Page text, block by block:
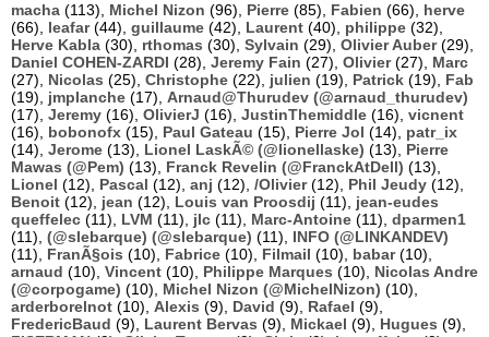
macha (113), Michel Nizon (96), Pierre (85), Fabien (66), herve
(66), leafar(44), guillaume (42), Laurent (40), philippe (32),
Herve Kabla (30), rthomas (30), Sylvain (29), Olivier Auber(29),
Daniel COHEN-ZARDI (28), Jeremy Fain (27), Olivier(27), Marc
(27), Nicolas (25), Christophe (22), julien (19), Patrick (19), Fab
(19), jmplanche (17), Arnaud@Thurudev (@arnaud_thurudev)
(17), Jeremy (16), OlivierJ (16), JustinThemiddle (16), vicnent
(16), bobonofx (15), Paul Gateau (15), Pierre Jol (14), patr_ix
(14), Jerome (13), Lionel LaskÃ© (@lionellaske) (13), Pierre
Mawas (@Pem) (13), Franck Revelin (@FranckAtDell) (13),
Lionel (12), Pascal (12), anj (12), /Olivier(12), Phil Jeudy (12),
Benoit (12), jean (12), Louis van Proosdij (11), jean-eudes
queffelec (11), LVM (11), jlc (11), Marc-Antoine (11), dparmen1
(11), (@slebarque) (@slebarque) (11), INFO (@LINKANDEV)
(11), FranÃ§ois (10), Fabrice (10), Filmail (10), babar(10),
arnaud (10), Vincent (10), Philippe Marques (10), Nicolas Andre
(@corpogame) (10), Michel Nizon (@MichelNizon) (10),
arderborelnot (10), Alexis (9), David (9), Rafael (9),
FredericBaud (9), Laurent Bervas (9), Mickael (9), Hugues (9),